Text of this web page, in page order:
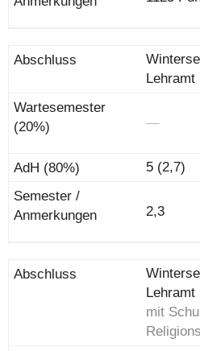
Lehramt
―
5 (2,7)
2,3
Lehramt
mit